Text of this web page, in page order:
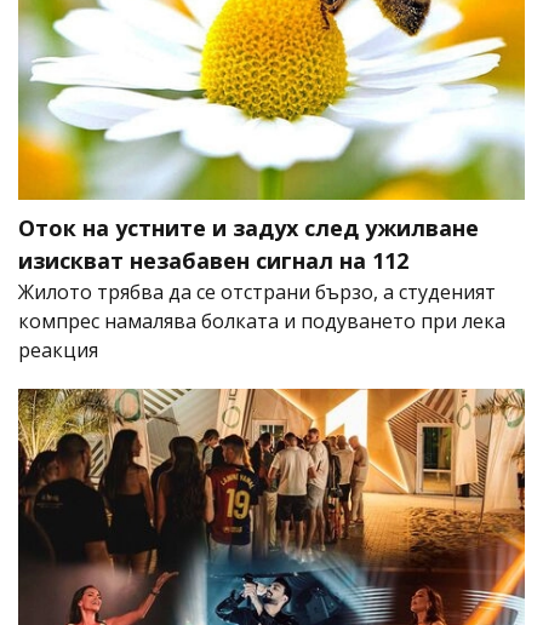
Оток на устните и задух след ужилване
изискват незабавен сигнал на 112
Жилото трябва да се отстрани бързо, а студеният
компрес намалява болката и подуването при лека
реакция